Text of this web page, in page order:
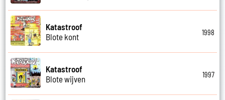
Katastroof
Blote kont
1998
Katastroof
Blote wijven
1997